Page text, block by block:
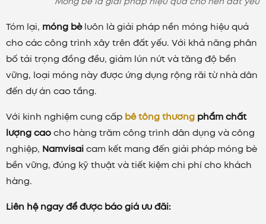
Tóm lại, móng bèluôn là giải pháp nền móng hiệu quả
cho các công trình xây trên đất yếu. Với khả năng phân
bố tải trọng đồng đều, giảm lún nứt và tăng độ bền
vững, loại móng này được ứng dụng rộng rãi từ nhà dân
đến dự án cao tầng.
Với kinh nghiệm cung cấp bê tông thương phẩm chất
lượng caocho hàng trăm công trình dân dụng và công
nghiệp, Namvisaicam kết mang đến giải pháp móng bè
bền vững, đúng kỹ thuật và tiết kiệm chi phí cho khách
hàng.
Liên hệ ngay để được báo giá ưu đãi: